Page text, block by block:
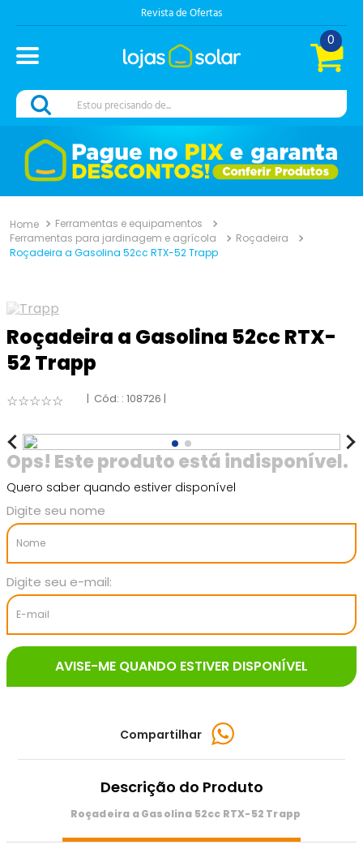
Revista de Ofertas
0
Estou precisando de...
Ferramentas e equipamentos
Ferramentas para jardinagem e agrícola
Roçadeira
Roçadeira a Gasolina 52cc RTX-52 Trapp
Roçadeira a Gasolina 52cc RTX-
52 Trapp
☆☆☆☆☆ : 108726
Quero saber quando estiver disponível
Compartilhar
Descrição do Produto
Roçadeira a Gasolina 52cc RTX-52 Trapp